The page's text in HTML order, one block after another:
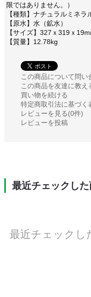
限ではありません。）
【種類】ナチュラルミネラ
【原水】水（鉱水）
【サイズ】327ｘ319ｘ
【質量】12.78kg
この商品について問い
この商品を友達に教え
買い物を続ける
特定商取引法に基づく
レビューを見る(0件)
レビューを投稿
最近チェックし
最近チェックし